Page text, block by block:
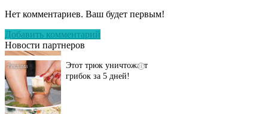
Нет комментариев. Ваш будет первым!
Добавить комментарий
Новости партнеров
исчезнет с корнем,
грибок за 5 дней!